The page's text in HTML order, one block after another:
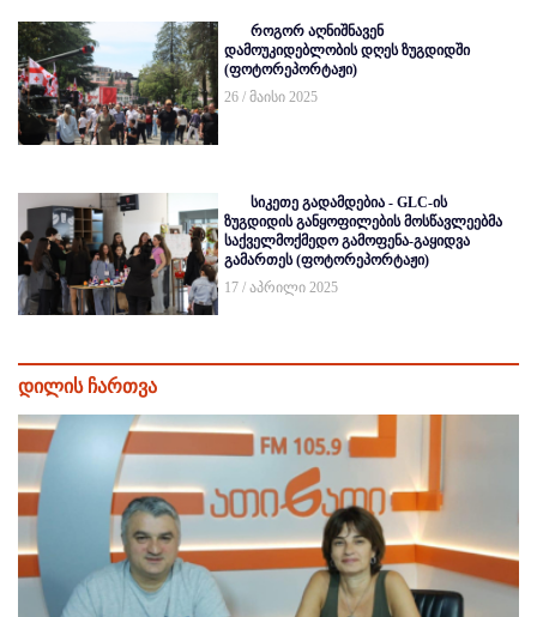
როგორ აღნიშნავენ
დამოუკიდებლობის დღეს ზუგდიდში
(ფოტორეპორტაჟი)
26 / მაისი 2025
სიკეთე გადამდებია - GLC-ის
ზუგდიდის განყოფილების მოსწავლეებმა
საქველმოქმედო გამოფენა-გაყიდვა
გამართეს (ფოტორეპორტაჟი)
17 / აპრილი 2025
დილის ჩართვა